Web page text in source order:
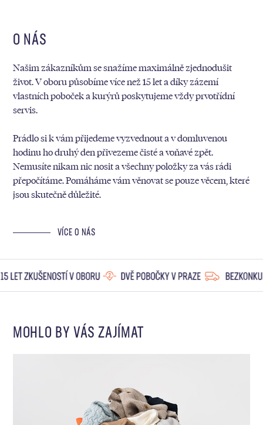
O NÁS
Našim zákazníkům se snažíme maximálně zjednodušit
život. V oboru působíme více než 15 let a díky zázemí
vlastních poboček a kurýrů poskytujeme vždy prvotřídní
servis.
Prádlo si k vám přijedeme vyzvednout a v domluvenou
hodinu ho druhý den přivezeme čisté a voňavé zpět.
Nemusíte nikam nic nosit a všechny položky za vás rádi
přepočítáme. Pomáháme vám věnovat se pouze věcem, které
jsou skutečně důležité.
VÍCE O NÁS
MOHLO BY VÁS ZAJÍMAT